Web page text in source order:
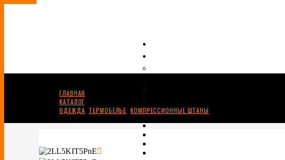
ГЛАВНАЯ
КАТАЛОГ
ОДЕЖДА ТЕРМОБЕЛЬЕ ,КОМПРЕССИОННЫЕ ШТАНЫ